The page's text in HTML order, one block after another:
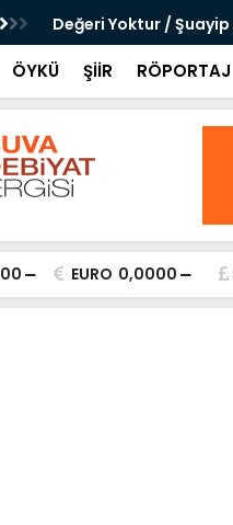
Değeri Yoktur / Şuayip
ÖYKÜ ŞİİR RÖPORTAJ
EURO 0,0000